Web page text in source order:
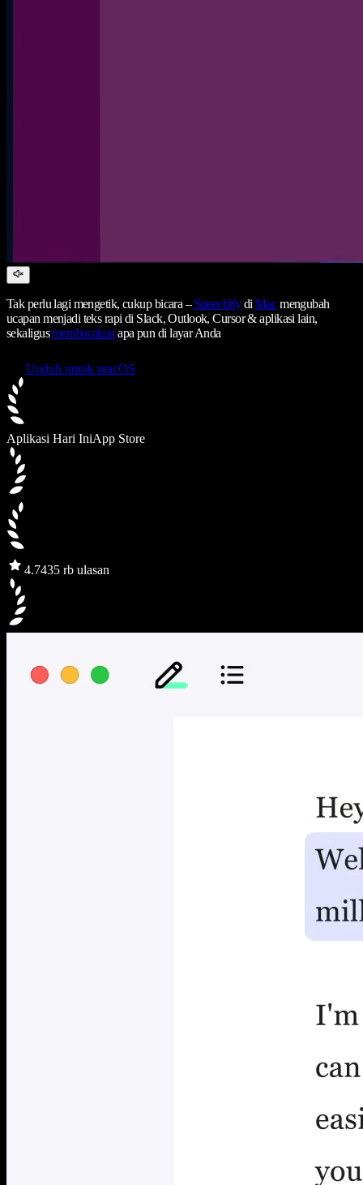
Tak perlu lagi mengetik, cukup bicara – SpeechifydiMacmengubah
ucapan menjadi teks rapi di Slack, Outlook, Cursor & aplikasi lain,
sekaligusmembacakan apa pun di layar Anda
Unduh untuk macOS
Aplikasi Hari IniApp Store
4.7435 rb ulasan